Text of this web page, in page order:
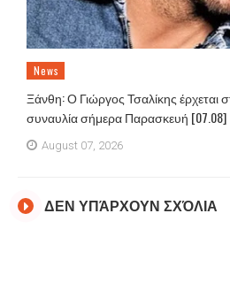
News
Ξάνθη: Ο Γιώργος Τσαλίκης έρχεται
συναυλία σήμερα Παρασκευή [07.08]
August 07, 2026
ΔΕΝ ΥΠΆΡΧΟΥΝ ΣΧΌΛΙΑ